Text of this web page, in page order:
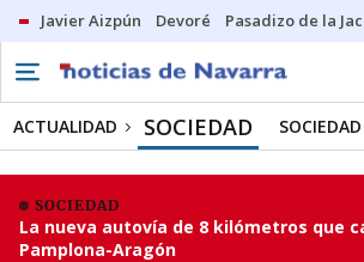
Javier Aizpún Devoré Pasadizo de la
ACTUALIDAD SOCIEDAD SOCIEDAD
SOCIEDAD
La nueva autovía de 8 kilómetros que
Pamplona-Aragón